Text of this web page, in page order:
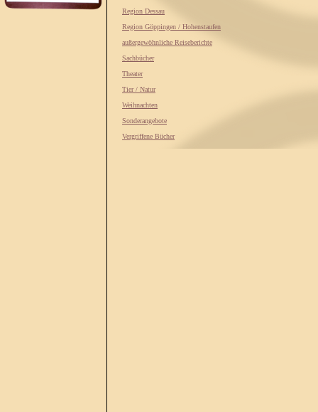
Region Dessau
Region Göppingen / Hohenstaufen
außergewöhnliche Reiseberichte
Sachbücher
Theater
Tier / Natur
Weihnachten
Sonderangebote
Vergriffene Bücher